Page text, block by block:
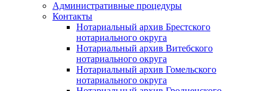
Административные процедуры
Контакты
Нотариальный архив Брестского
нотариального округа
Нотариальный архив Витебского
нотариального округа
Нотариальный архив Гомельского
нотариального округа